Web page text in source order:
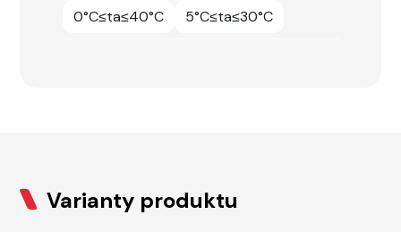
0°C≤ta≤40°C 5°C≤ta≤30°C
Varianty produktu